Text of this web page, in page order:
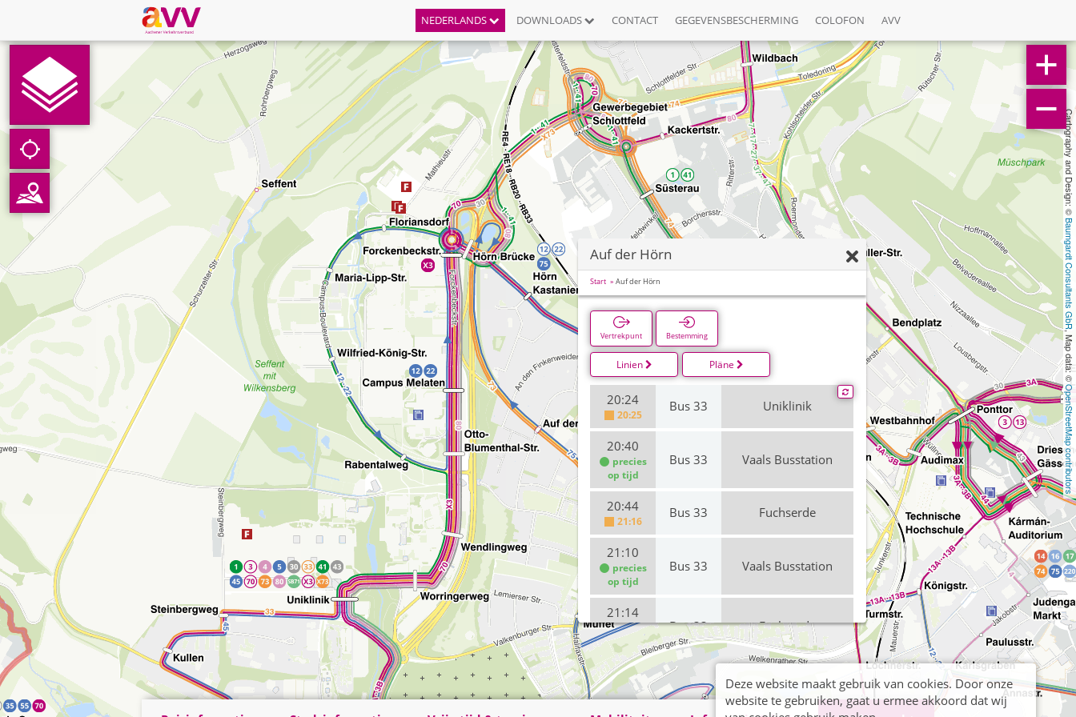
NEDERLANDS DOWNLOADS CONTACT GEGEVENSBESCHERMING COLOFON AVV
Cartography and Design: ©
Baumgardt Consultants GbR
, Map data: ©
OpenStreetMap contributors
Auf der Hörn
Start Auf der Hörn
Vertrekpunt Bestemming
Linien Pläne
20:24
20:25
Bus 33 Uniklinik
20:40
precies
op tijd
Bus 33 Vaals Busstation
20:44
21:16
Bus 33 Fuchserde
21:10
precies
op tijd
Bus 33 Vaals Busstation
21:14
precies
op tijd
Bus 33 Fuchserde
21:40 Bus 33
Deze website maakt gebruik van cookies. Door onze
website te gebruiken, gaat u ermee akkoord dat wij